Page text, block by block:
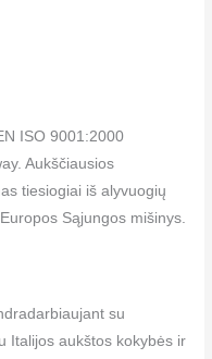
ISO 9001:2000
Aukščiausios
tiesiogiai iš alyvuogių
Sąjungos mišinys.
su
Italijos aukštos kokybės ir